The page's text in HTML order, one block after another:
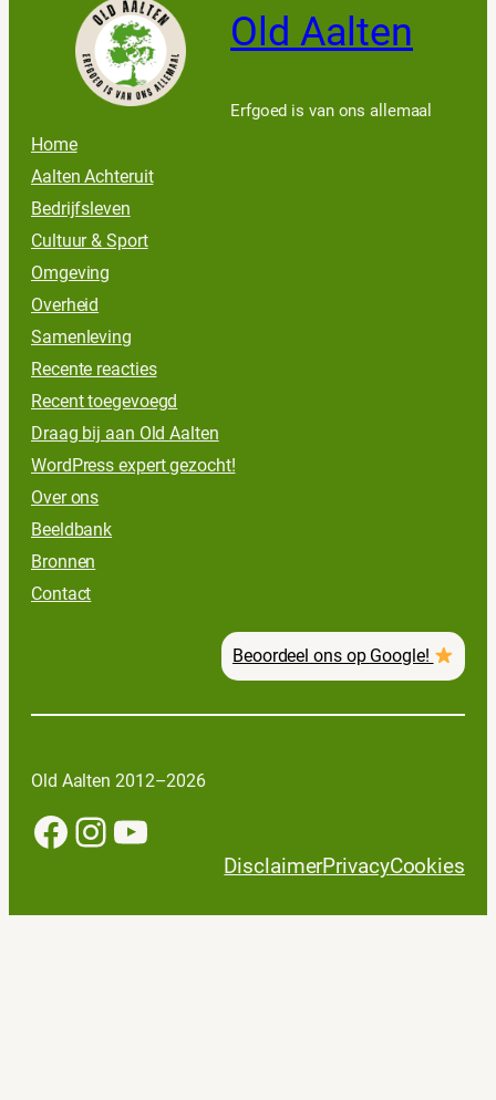
Old Aalten
Erfgoed is van ons allemaal
Home
Aalten Achteruit
Bedrijfsleven
Cultuur & Sport
Omgeving
Overheid
Samenleving
Recente reacties
Recent toegevoegd
Draag bij aan Old Aalten
WordPress expert gezocht!
Over ons
Beeldbank
Bronnen
Contact
Beoordeel ons op Google!
Old Aalten 2012–2026
Facebook InstagramYouTube
DisclaimerPrivacyCookies